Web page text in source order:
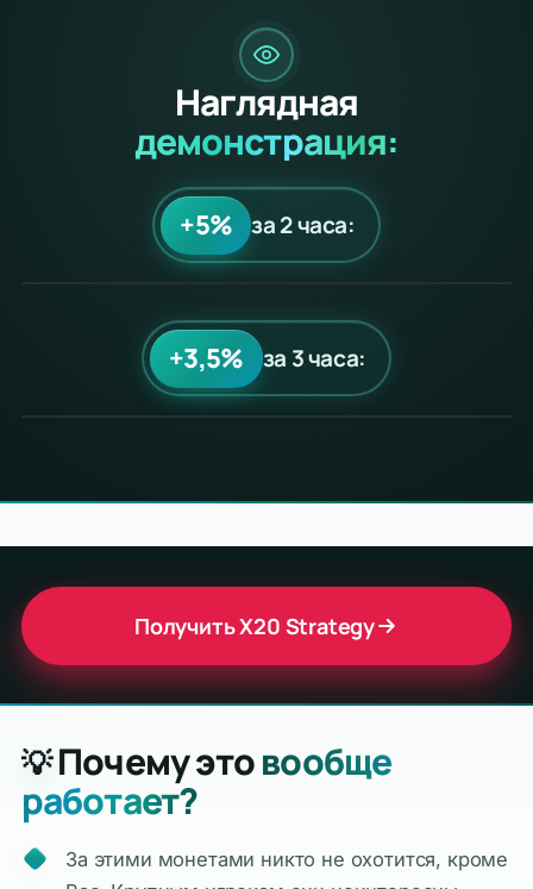
Наглядная
демонстрация:
+5% за 2 часа:
+3,5% за 3 часа:
Получить X20 Strategy
💡Почему этовообще
работает?
За этими монетами никто не охотится, кроме